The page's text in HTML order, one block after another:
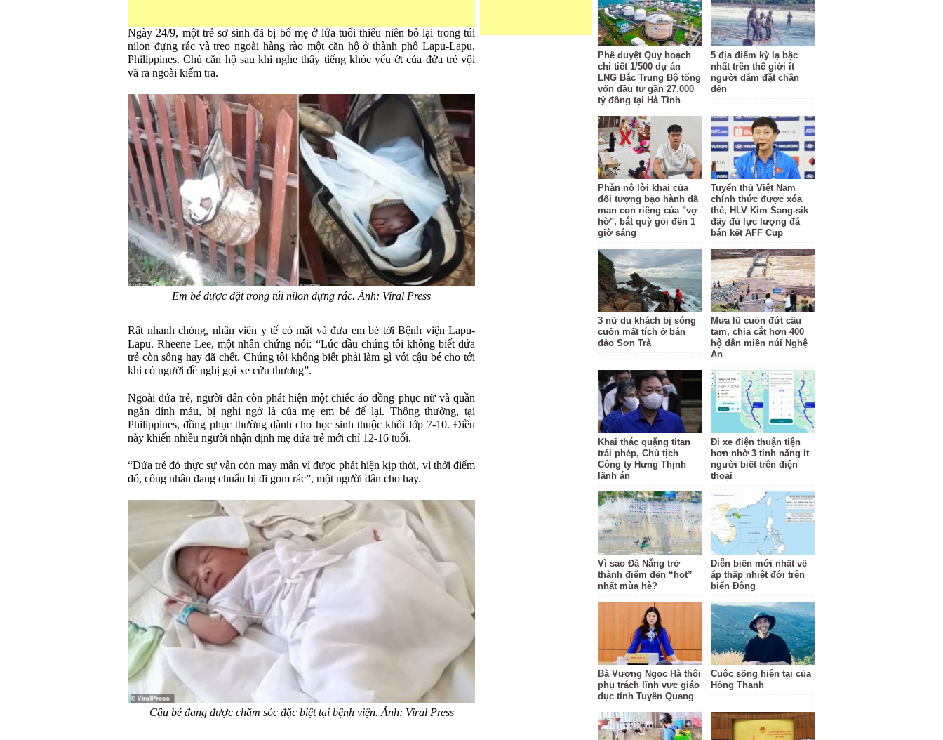
Ngày 24/9, một trẻ sơ sinh đã bị bố mẹ ở lứa tuổi thiếu niên bỏ lại trong túi
nilon đựng rác và treo ngoài hàng rào một căn hộ ở thành phố Lapu-Lapu,
Philippines. Chủ căn hộ sau khi nghe thấy tiếng khóc yếu ớt của đứa trẻ vội
vã ra ngoài kiểm tra.
Em bé được đặt trong túi nilon đựng rác. Ảnh: Viral Press
Rất nhanh chóng, nhân viên y tế có mặt và đưa em bé tới Bệnh viện Lapu-
Lapu. Rheene Lee, một nhân chứng nói: “Lúc đầu chúng tôi không biết đứa
trẻ còn sống hay đã chết. Chúng tôi không biết phải làm gì với cậu bé cho tới
khi có người đề nghị gọi xe cứu thương”.
Ngoài đứa trẻ, người dân còn phát hiện một chiếc áo đồng phục nữ và quần
ngắn dính máu, bị nghi ngờ là của mẹ em bé để lại. Thông thường, tại
Philippines, đồng phục thường dành cho học sinh thuộc khối lớp 7-10. Điều
này khiến nhiều người nhận định mẹ đứa trẻ mới chỉ 12-16 tuổi.
“Đứa trẻ đó thực sự vẫn còn may mắn vì được phát hiện kịp thời, vì thời điểm
đó, công nhân đang chuẩn bị đi gom rác”, một người dân cho hay.
Cậu bé đang được chăm sóc đặc biệt tại bệnh viện. Ảnh: Viral Press
Phê duyệt Quy hoạch
chi tiết 1/500 dự án
LNG Bắc Trung Bộ tổng
vốn đầu tư gần 27.000
tỷ đồng tại Hà Tĩnh
5 địa điểm kỳ lạ bậc
nhất trên thế giới ít
người dám đặt chân
đến
Phẫn nộ lời khai của
đối tượng bạo hành dã
man con riêng của "vợ
hờ", bắt quỳ gối đến 1
giờ sáng
Tuyển thủ Việt Nam
chính thức được xóa
thẻ, HLV Kim Sang-sik
đầy đủ lực lượng đá
bán kết AFF Cup
3 nữ du khách bị sóng
cuốn mất tích ở bán
đảo Sơn Trà
Mưa lũ cuốn đứt cầu
tạm, chia cắt hơn 400
hộ dân miền núi Nghệ
An
Khai thác quặng titan
trái phép, Chủ tịch
Công ty Hưng Thịnh
lãnh án
Đi xe điện thuận tiện
hơn nhờ 3 tính năng ít
người biết trên điện
thoại
Vì sao Đà Nẵng trở
thành điểm đến “hot”
nhất mùa hè?
Diễn biến mới nhất về
áp thấp nhiệt đới trên
biển Đông
Bà Vương Ngọc Hà thôi
phụ trách lĩnh vực giáo
dục tỉnh Tuyên Quang
Cuộc sống hiện tại của
Hồng Thanh